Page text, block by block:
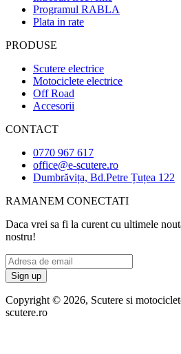
Programul RABLA
Plata in rate
PRODUSE
Scutere electrice
Motociclete electrice
Off Road
Accesorii
CONTACT
0770 967 617
office@e-scutere.ro
Dumbrăvița, Bd.Petre Țuțea 122
RAMANEM CONECTATI
Daca vrei sa fi la curent cu ultimele
nostru!
Copyright © 2026, Scutere si
scutere.ro